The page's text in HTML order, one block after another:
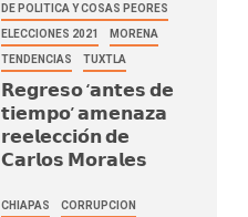
DE POLITICA Y COSAS PEORES
ELECCIONES 2021 MORENA
TENDENCIAS TUXTLA
𝗥𝗲𝗴𝗿𝗲𝘀𝗼 ‘𝗮𝗻𝘁𝗲𝘀 𝗱𝗲
𝘁𝗶𝗲𝗺𝗽𝗼’ 𝗮𝗺𝗲𝗻𝗮𝘇𝗮
𝗿𝗲𝗲𝗹𝗲𝗰𝗰𝗶𝗼́𝗻 𝗱𝗲
𝗖𝗮𝗿𝗹𝗼𝘀 𝗠𝗼𝗿𝗮𝗹𝗲𝘀
CHIAPAS CORRUPCION